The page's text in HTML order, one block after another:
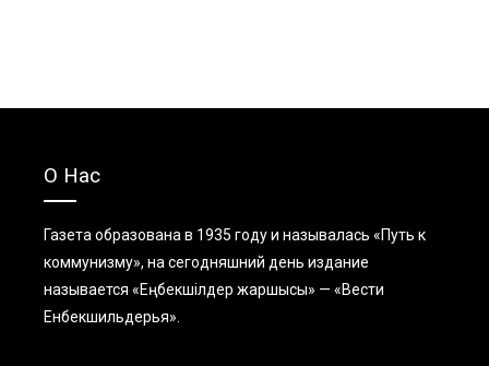
О Нас
Газета образована в 1935 году и называлась «Путь к
коммунизму», на сегодняшний день издание
называется «Еңбекшiлдер жаршысы» — «Вести
Енбекшильдерья».